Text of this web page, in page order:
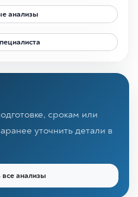
анализы
срокам или
уточнить детали в
анализы